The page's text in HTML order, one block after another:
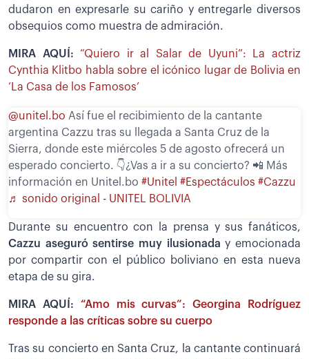
dudaron en expresarle su cariño y entregarle diversos
obsequios como muestra de admiración.
MIRA AQUÍ: “Quiero ir al Salar de Uyuni”: La actriz
Cynthia Klitbo habla sobre el icónico lugar de Bolivia en
‘La Casa de los Famosos’
@unitel.bo Así fue el recibimiento de la cantante
argentina Cazzu tras su llegada a Santa Cruz de la
Sierra, donde este miércoles 5 de agosto ofrecerá un
esperado concierto. 👇¿Vas a ir a su concierto? 📲 Más
información en Unitel.bo #Unitel #Espectáculos #Cazzu
♬ sonido original - UNITEL BOLIVIA
Durante su encuentro con la prensa y sus fanáticos,
Cazzu aseguró sentirse muy ilusionaday emocionada
por compartir con el público boliviano en esta nueva
etapa de su gira.
MIRA AQUÍ: “Amo mis curvas”: Georgina Rodríguez
responde a las críticas sobre su cuerpo
Tras su concierto en Santa Cruz, la cantante continuará